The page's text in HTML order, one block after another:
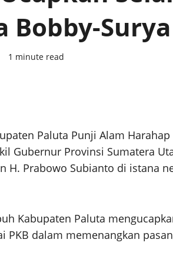
Bobby-Surya
1 minute read
Paluta Punji Alam
Gubernur Provinsi Sumatera
Prabowo Subianto di istana
Kabupaten Paluta
PKB dalam memenangkan